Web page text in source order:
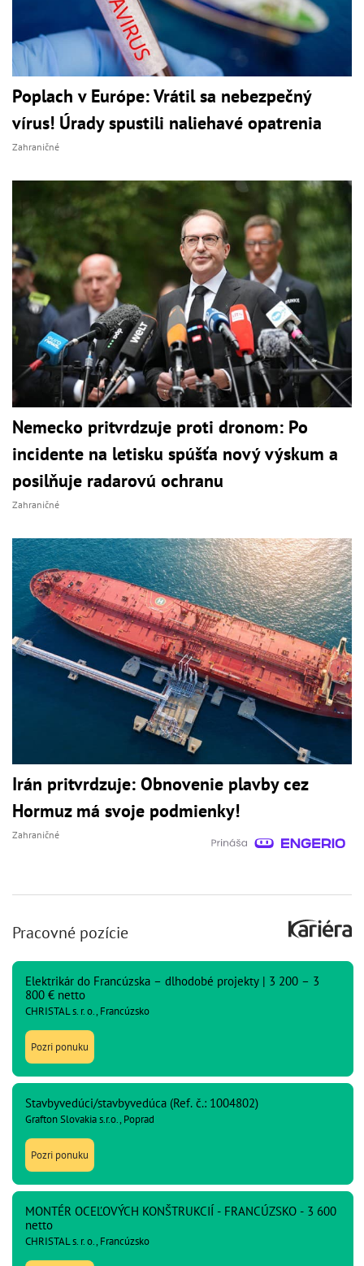
Poplach v Európe: Vrátil sa nebezpečný
vírus! Úrady spustili naliehavé opatrenia
Zahraničné
Nemecko pritvrdzuje proti dronom: Po
incidente na letisku spúšťa nový výskum a
posilňuje radarovú ochranu
Zahraničné
Irán pritvrdzuje: Obnovenie plavby cez
Hormuz má svoje podmienky!
Zahraničné
Pracovné pozície
Elektrikár do Francúzska – dlhodobé projekty | 3 200 – 3
800 € netto
CHRISTAL s. r. o., Francúzsko
Pozri ponuku
Stavbyvedúci/stavbyvedúca (Ref. č.: 1004802)
Grafton Slovakia s.r.o., Poprad
Pozri ponuku
MONTÉR OCEĽOVÝCH KONŠTRUKCIÍ - FRANCÚZSKO - 3 600
netto
CHRISTAL s. r. o., Francúzsko